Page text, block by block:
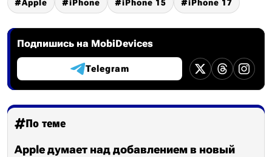
Apple iPhone iPhone 15 iPhone 17
Подпишись на MobiDevices
Telegram
По теме
Apple думает над добавлением в новый